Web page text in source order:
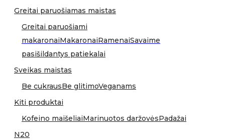
Greitai paruošiamas maistas
Greitai paruošiami
makaronaiMakaronaiRamenaiSavaime
pasišildantys patiekalai
Sveikas maistas
Be cukrausBe glitimoVeganams
Kiti produktai
Kofeino maišeliaiMarinuotos daržovėsPadažai
N20